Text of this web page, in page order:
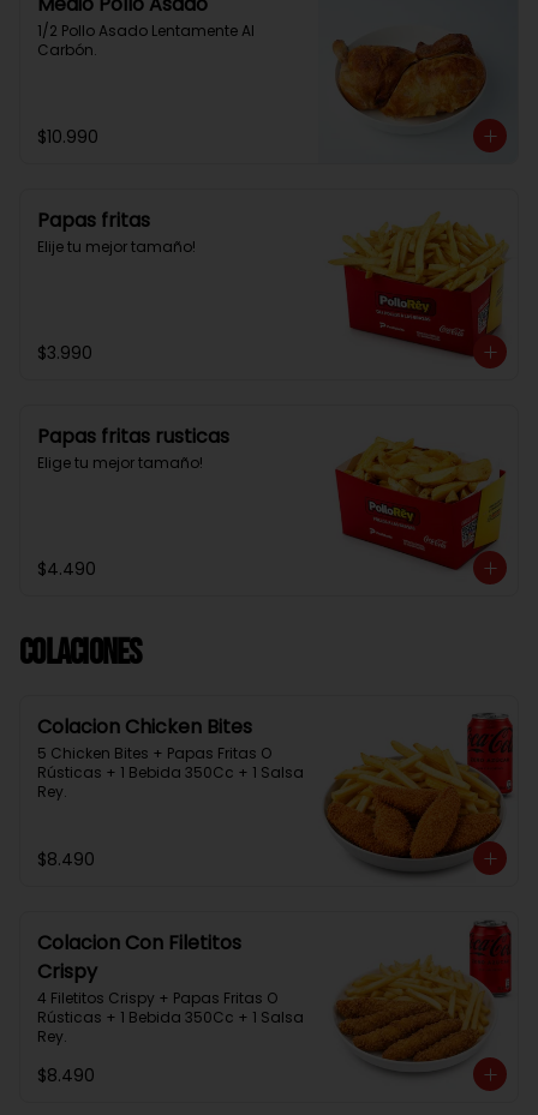
1/2 Pollo Asado Lentamente Al
Carbón.
$10.990
Papas fritas
Elije tu mejor tamaño!
$3.990
Papas fritas rusticas
Elige tu mejor tamaño!
$4.490
Colaciones
Colacion Chicken Bites
5 Chicken Bites + Papas Fritas O
Rústicas + 1 Bebida 350Cc + 1 Salsa
Rey.
$8.490
Colacion Con Filetitos
Crispy
4 Filetitos Crispy + Papas Fritas O
Rústicas + 1 Bebida 350Cc + 1 Salsa
Rey.
$8.490